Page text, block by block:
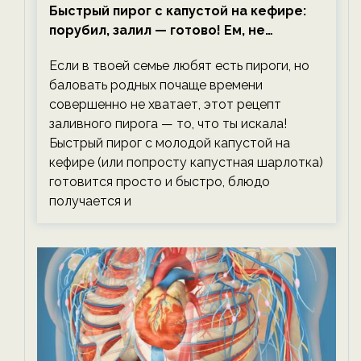
Быстрый пирог с капустой на кефире:
порубил, залил — готово! Ем, не
Если в твоей семье любят есть пироги, но
баловать родных почаще времени
совершенно не хватает, этот рецепт
заливного пирога — то, что ты искала!
Быстрый пирог с молодой капустой на
кефире (или попросту капустная шарлотка)
готовится просто и быстро, блюдо
получается и